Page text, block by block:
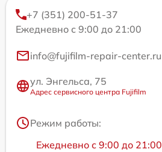
+7 (351) 200-51-37
Ежедневно с 9:00 до 21:00
info@fujifilm-repair-center.ru
ул. Энгельса, 75
Адрес сервисного центра Fujifilm
Режим работы:
Ежедневно с 9:00 до 21:00